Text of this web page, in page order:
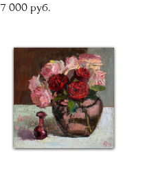
7 000 pуб.